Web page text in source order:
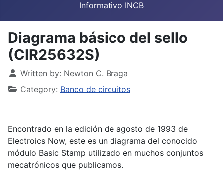
Informativo INCB
Diagrama básico del sello
(CIR25632S)
Details
Written by: Newton C. Braga
Category: Banco de circuitos
Encontrado en la edición de agosto de 1993 de
Electroics Now, este es un diagrama del conocido
módulo Basic Stamp utilizado en muchos conjuntos
mecatrónicos que publicamos.